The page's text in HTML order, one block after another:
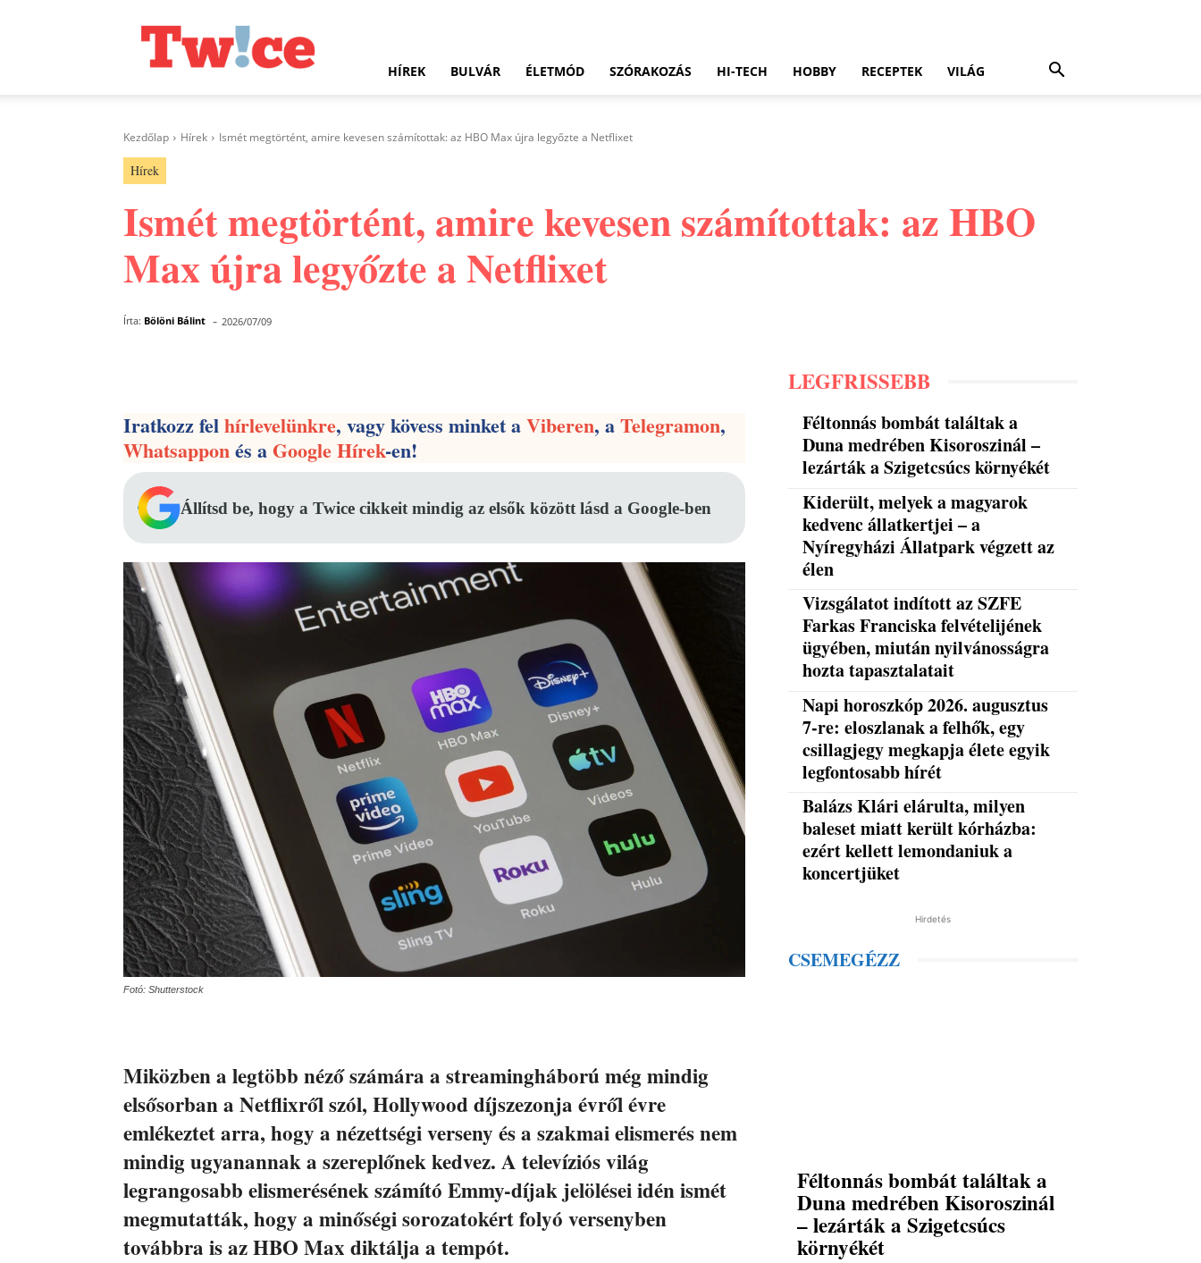
HÍREK BULVÁR ÉLETMÓD SZÓRAKOZÁS HI-TECH HOBBY RECEPTEK VILÁG
Kezdőlap Hírek Ismét megtörtént, amire kevesen számítottak: az HBO Max újra legyőzte a Netflixet
Hírek
Ismét megtörtént, amire kevesen számítottak: az HBO
Max újra legyőzte a Netflixet
Írta: Bölöni Bálint - 2026/07/09
Iratkozz felhírlevelünkre, vagy kövess minket aViberen, aTelegramon,
Whatsapponés aGoogle Hírek-en!
Állítsd be, hogy a Twice cikkeit mindig az elsők között lásd a Google-ben
Fotó: Shutterstock
Miközben a legtöbb néző számára a streamingháború még mindig
elsősorban a Netflixről szól, Hollywood díjszezonja évről évre
emlékeztet arra, hogy a nézettségi verseny és a szakmai elismerés nem
mindig ugyanannak a szereplőnek kedvez. A televíziós világ
legrangosabb elismerésének számító Emmy-díjak jelölései idén ismét
megmutatták, hogy a minőségi sorozatokért folyó versenyben
továbbra is az HBO Max diktálja a tempót.
LEGFRISSEBB
Féltonnás bombát találtak a
Duna medrében Kisoroszinál –
lezárták a Szigetcsúcs környékét
Kiderült, melyek a magyarok
kedvenc állatkertjei – a
Nyíregyházi Állatpark végzett az
élen
Vizsgálatot indított az SZFE
Farkas Franciska felvételijének
ügyében, miután nyilvánosságra
hozta tapasztalatait
Napi horoszkóp 2026. augusztus
7-re: eloszlanak a felhők, egy
csillagjegy megkapja élete egyik
legfontosabb hírét
Balázs Klári elárulta, milyen
baleset miatt került kórházba:
ezért kellett lemondaniuk a
koncertjüket
Hirdetés
CSEMEGÉZZ
Féltonnás bombát találtak a
Duna medrében Kisoroszinál
– lezárták a Szigetcsúcs
környékét